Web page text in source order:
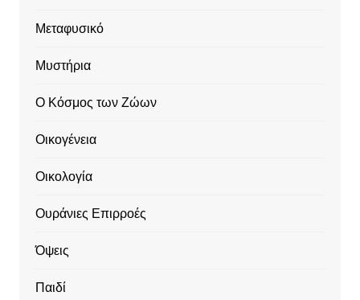
Μεταφυσικό
Μυστήρια
Ο Κόσμος των Ζώων
Οικογένεια
Οικολογία
Ουράνιες Επιρροές
Όψεις
Παιδί